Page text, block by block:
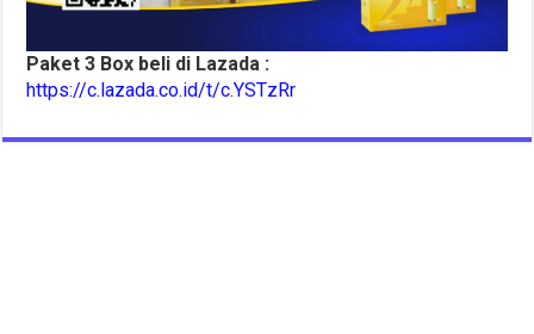
Paket 3 Box beli di Lazada :
https://c.lazada.co.id/t/c.YSTzRr